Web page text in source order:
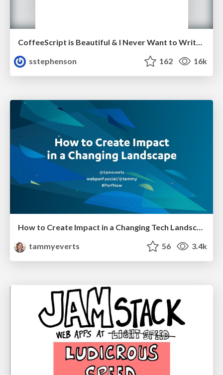
sstephenson
162 16k
How to Create Impact in a Changing Tech Landscape [PerfNow 2023]
tammyeverts
56 3.4k